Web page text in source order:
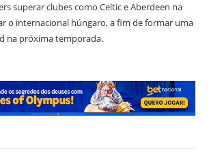
superar clubes como Celtic e Aberdeen na
o internacional húngaro, a fim de formar uma
na próxima temporada.